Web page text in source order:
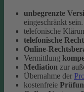
unbegrenzte
eingeschränkt sein.
telefonische
telefonische
Online-
Vermittlung
Mediation zur
Übernahme der
kostenfreie